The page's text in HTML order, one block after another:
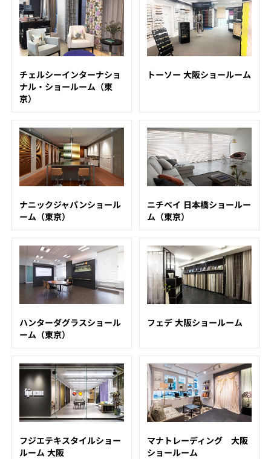
チェルシーインターナショ
ナル・ショールーム（東
京）
トーソー 大阪ショールーム
ナニックジャパンショール
ーム（東京）
ニチベイ 日本橋ショールー
ム（東京）
ハンターダグラスショール
ーム（東京）
フェデ 大阪ショールーム
フジエテキスタイルショー
ルーム 大阪
マナトレーディング 大阪
ショールーム